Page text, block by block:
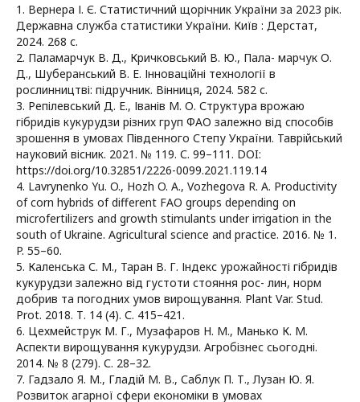
1. Вернера І. Є. Статистичний щорічник України за 2023 рік.
Державна служба статистики України. Київ : Дерстат,
2024. 268 с.
2. Паламарчук В. Д., Кричковський В. Ю., Пала- марчук О.
Д., Шуберанський В. Е. Інноваційні технології в
рослинництві: підручник. Вінниця, 2024. 582 с.
3. Репілевський Д. Е., Іванів М. О. Структура врожаю
гібридів кукурудзи різних груп ФАО залежно від способів
зрошення в умовах Південного Степу України. Таврійський
науковий вісник. 2021. № 119. С. 99–111. DOI:
https://doi.org/10.32851/2226-0099.2021.119.14
4. Lavrynenko Yu. O., Hozh O. A., Vozhegova R. A. Productivity
of corn hybrids of different FAO groups depending on
microfertilizers and growth stimulants under irrigation in the
south of Ukraine. Agricultural science and practice. 2016. № 1.
P. 55–60.
5. Каленська С. М., Таран В. Г. Індекс урожайності гібридів
кукурудзи залежно від густоти стояння рос- лин, норм
добрив та погодних умов вирощування. Plant Var. Stud.
Prot. 2018. Т. 14 (4). С. 415–421.
6. Цехмейструк М. Г., Музафаров Н. М., Манько К. М.
Аспекти вирощування кукурудзи. Агробізнес сьогодні.
2014. № 8 (279). С. 28–32.
7. Гадзало Я. М., Гладій М. В., Саблук П. Т., Лузан Ю. Я.
Розвиток агарної сфери економіки в умовах